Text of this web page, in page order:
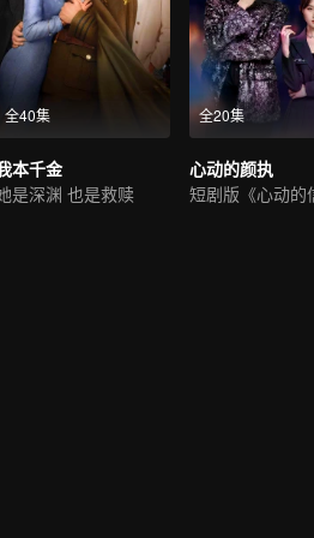
全40集
本千金
是深渊 也是救赎
全20集
心动的颜执
短剧版《心动的